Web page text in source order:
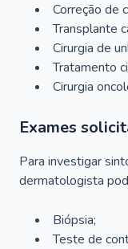
Correção de
Transplante
Cirurgia de
Tratamento
Cirurgia
Exames
Para investigar
dermatologista
Biópsia;
Teste de